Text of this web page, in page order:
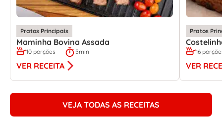
Pratos Principais
Maminha Bovina Assada
10 porções 5min
VER RECEITA
Pratos
16
VER
VEJA TODAS AS RECEITAS